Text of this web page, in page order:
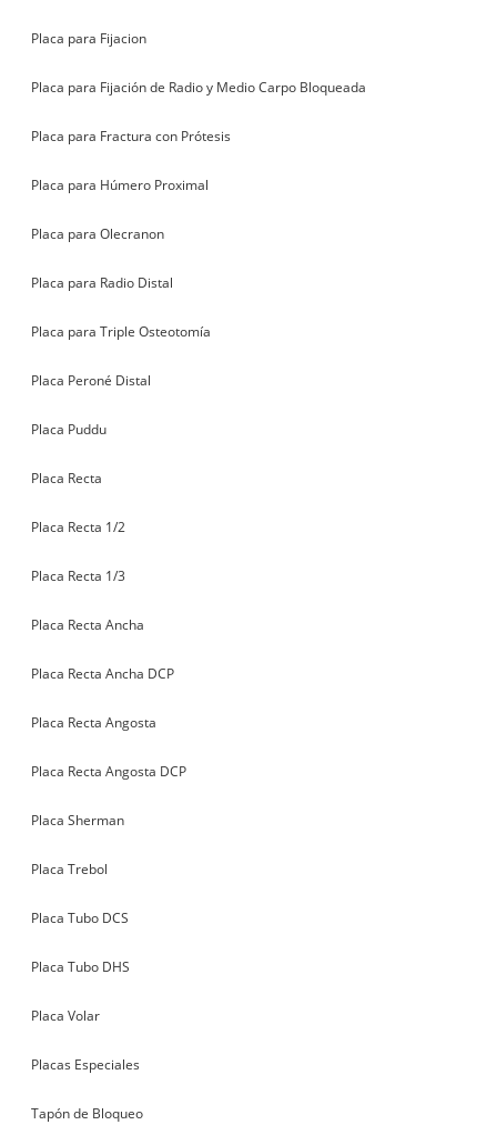
Placa para Fijacion
Placa para Fijación de Radio y Medio Carpo Bloqueada
Placa para Fractura con Prótesis
Placa para Húmero Proximal
Placa para Olecranon
Placa para Radio Distal
Placa para Triple Osteotomía
Placa Peroné Distal
Placa Puddu
Placa Recta
Placa Recta 1/2
Placa Recta 1/3
Placa Recta Ancha
Placa Recta Ancha DCP
Placa Recta Angosta
Placa Recta Angosta DCP
Placa Sherman
Placa Trebol
Placa Tubo DCS
Placa Tubo DHS
Placa Volar
Placas Especiales
Tapón de Bloqueo